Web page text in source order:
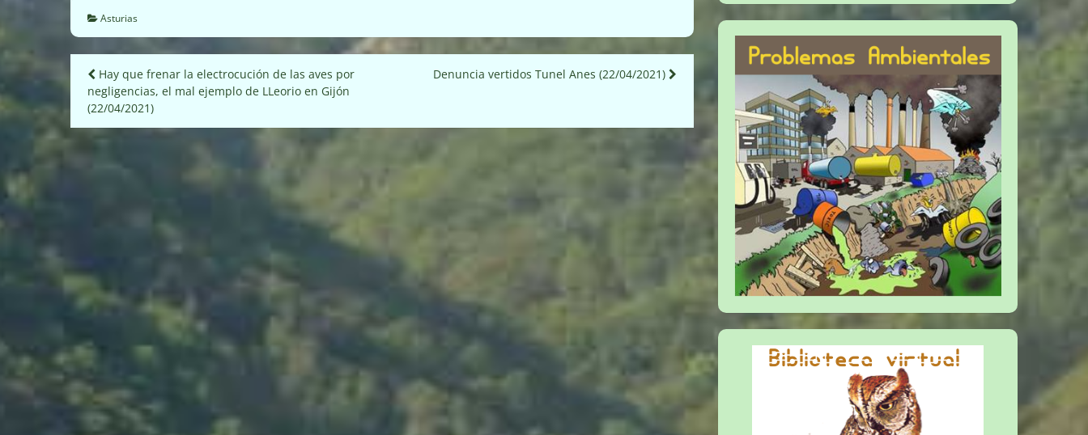
Asturias
Navegación
de
entradas
Hay que frenar la electrocución de las aves por
negligencias, el mal ejemplo de LLeorio en Gijón
(22/04/2021)
Denuncia vertidos Tunel Anes (22/04/2021)